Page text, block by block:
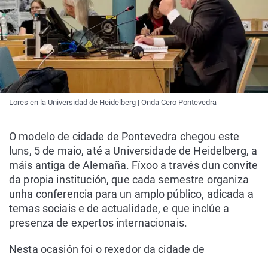
Lores en la Universidad de Heidelberg | Onda Cero Pontevedra
O modelo de cidade de Pontevedra chegou este
luns, 5 de maio, até a Universidade de Heidelberg, a
máis antiga de Alemaña. Fíxoo a través dun convite
da propia institución, que cada semestre organiza
unha conferencia para un amplo público, adicada a
temas sociais e de actualidade, e que inclúe a
presenza de expertos internacionais.
Nesta ocasión foi o rexedor da cidade de